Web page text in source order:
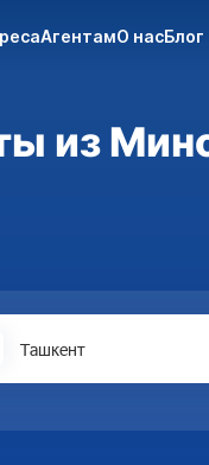
АгентамО насБлог
из